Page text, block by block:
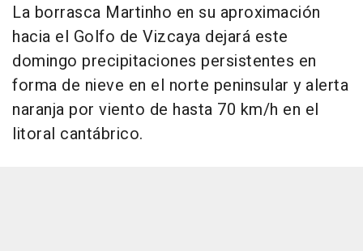
La borrasca Martinho en su aproximación
hacia el Golfo de Vizcaya dejará este
domingo precipitaciones persistentes en
forma de nieve en el norte peninsular y alerta
naranja por viento de hasta 70 km/h en el
litoral cantábrico.